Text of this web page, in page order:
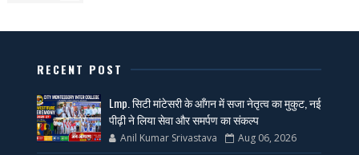
RECENT POST
Lmp. सिटी मांटेसरी के आँगन में सजा नेतृत्व का मुकुट, नई
पीढ़ी ने लिया सेवा और समर्पण का संकल्प
Anil Kumar Srivastava Aug 06, 2026